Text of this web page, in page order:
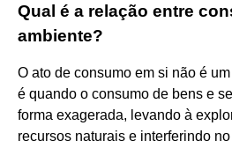
Qual é a relação entre
ambiente?
O ato de consumo em si não é
é quando o consumo de bens e
forma exagerada, levando à
recursos naturais e interferindo